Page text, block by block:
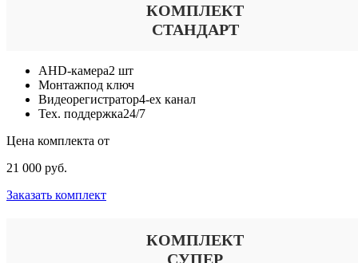
КОМПЛЕКТ
СТАНДАРТ
AHD-камера2 шт
Монтажпод ключ
Видеорегистратор4-ех канал
Тех. поддержка24/7
Цена комплекта от
21 000 руб.
Заказать комплект
КОМПЛЕКТ
СУПЕР